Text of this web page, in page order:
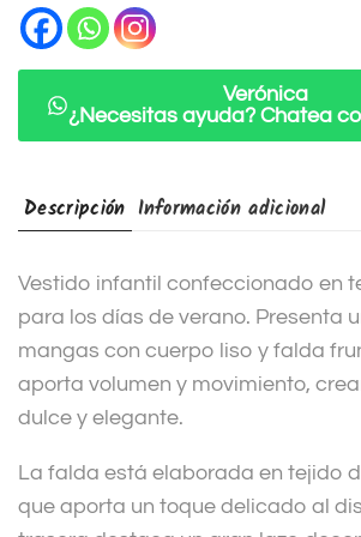
a
Verónica
¿Necesitas ayuda? Chatea
Descripción Información adicional
Vestido infantil confeccionado en
para los días de verano. Presenta
mangas con cuerpo liso y falda
aporta volumen y movimiento,
dulce y elegante.
La falda está elaborada en tejido
que aporta un toque delicado al